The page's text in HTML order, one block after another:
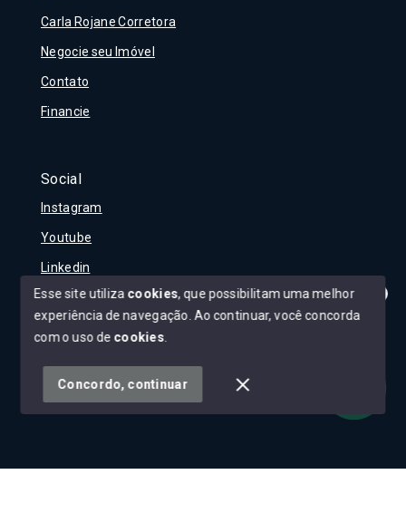
Olá! Tudo bem?
Carla Rojane Corretora
Negocie seu Imóvel
Contato
Financie
Social
Instagram
Youtube
Linkedin
© Copyright 2026 - Carla Rojane - Todos os direitos
SITE PARA IMOBILIARIA
Esse site utiliza cookies, que possibilitam uma melhor
experiência de navegação. Ao continuar, você concorda
com o uso de cookies
Concordo, continuar